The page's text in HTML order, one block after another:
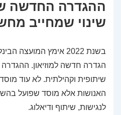
ההגדרה החדשה
שינוי שמחייב
הגדרה חדשה למוזיאון.
שיתופית וקהילתית. לא עוד
האנושות אלא מוסד שפועל
לנגישות, שיתוף ודיאלוג.